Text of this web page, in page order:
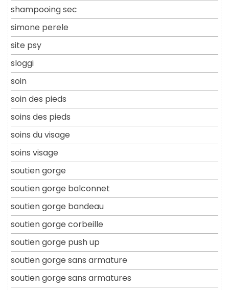
shampooing sec
simone perele
site psy
sloggi
soin
soin des pieds
soins des pieds
soins du visage
soins visage
soutien gorge
soutien gorge balconnet
soutien gorge bandeau
soutien gorge corbeille
soutien gorge push up
soutien gorge sans armature
soutien gorge sans armatures